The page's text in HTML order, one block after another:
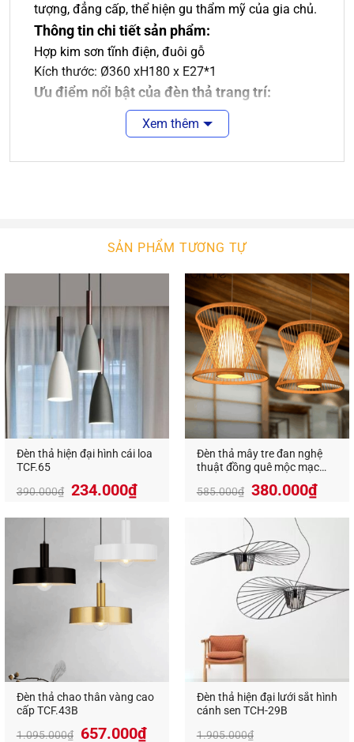
tượng, đẳng cấp, thể hiện gu thẩm mỹ của gia chủ.
Thông tin chi tiết sản phẩm:
Hợp kim sơn tĩnh điện, đuôi gỗ
Kích thước: Ø360 xH180 x E27*1
Ưu điểm nổi bật của đèn thả trang trí:
Kiểu dáng thiết kế: Các mẫuđèn thả led
sản phẩm ưng ý.
Chất liệu sử dụng: Sản phẩmđèn thả đẹpsử
dụng chất liệu cao cấp như: thủy tinh, chao sắt,
…Với mỗi loại chất liệu có vẻ đẹp và ý nghĩa
riêng.
Tiết kiệm điện năng: Nhờ việc ứng dụng công
nghệ chiếu sáng đèn led hiện đại nên đây là loại
đèn tiết kiệm điện năng khi sử dụng lên tới 70%
so với đèn sợi đốt và có độ bền lên tới 50.000
giờ.
An toàn với người sử dụng:Đèn thả cao cấp
không tỏa nhiều nhiệt lượng khi sử dụng, không
Xem thêm
SẢN PHẨM TƯƠNG TỰ
Đèn thả hiện đại hình cái loa
TCF.65
390.000₫ 234.000₫
Đèn thả mây tre đan nghệ
thuật đồng quê mộc mạc
585.000₫ Giá
là:
585.000₫.
380.000₫Giá
hiện
tại
Đèn thả chao thân vàng cao
cấp TCF.43B
1.095.000₫ 657.000₫
Đèn thả hiện đại lưới sắt hình
cánh sen TCH-29B
1.905.000₫